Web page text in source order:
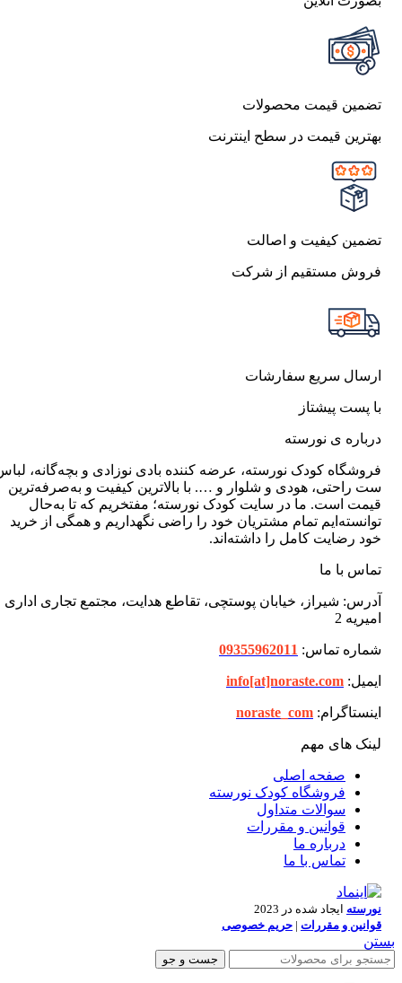
تضمین قیمت محصولات
بهترین قیمت در سطح اینترنت
تضمین کیفیت و اصالت
فروش مستقیم از شرکت
ارسال سریع سفارشات
با پست پیشتاز
درباره ی نورسته
فروشگاه کودک نورسته، عرضه کننده بادی نوزادی و بچه‌گانه،
ست راحتی، هودی و شلوار و …. با بالاترین کیفیت و به‌صرفه‌ترین
قیمت است. ما در سایت کودک نورسته؛ مفتخریم که تا به‌حال
توانسته‌ایم تمام مشتریان خود را راضی نگهداریم و همگی از خرید
خود رضایت کامل را داشته‌اند.
تماس با ما
آدرس: شیراز، خیابان پوستچی، تقاطع هدایت، مجتمع تجاری اداری
امیریه 2
شماره تماس: 09355962011
ایمیل: info[at]noraste.com
اینستاگرام: noraste_com
لینک های مهم
صفحه اصلی
فروشگاه کودک نورسته
سوالات متداول
قوانین و مقررات
درباره ما
تماس با ما
نورسته ایجاد شده در 2023
قوانین و مقررات | حریم خصوصی
بستن
جست و جو